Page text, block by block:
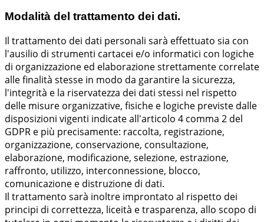
Modalità del trattamento dei dati.
Il trattamento dei dati personali sarà effettuato sia con
l'ausilio di strumenti cartacei e/o informatici con logiche
di organizzazione ed elaborazione strettamente correlate
alle finalità stesse in modo da garantire la sicurezza,
l'integrità e la riservatezza dei dati stessi nel rispetto
delle misure organizzative, fisiche e logiche previste dalle
disposizioni vigenti indicate all'articolo 4 comma 2 del
GDPR e più precisamente: raccolta, registrazione,
organizzazione, conservazione, consultazione,
elaborazione, modificazione, selezione, estrazione,
raffronto, utilizzo, interconnessione, blocco,
comunicazione e distruzione di dati.
Il trattamento sarà inoltre improntato al rispetto dei
principi di correttezza, liceità e trasparenza, allo scopo di